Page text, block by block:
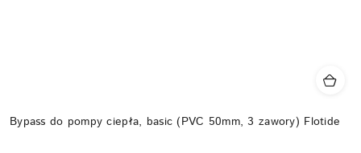
Bypass do pompy ciepła, basic (PVC 50mm, 3 zawory) Flotide